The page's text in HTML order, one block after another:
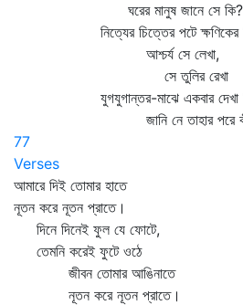
ঘরের মানুষ জানে সে কি?
নিত্যের চিত্তের পটে ক্ষণিকের
আশ্চর্য সে লেখা,
সে তুলির রেখা
যুগযুগান্তর-মাঝে একবার দেখা
জানি নে তাহার পরে কী
77
Verses
আমারে দিই তোমার হাতে
নূতন করে নূতন প্রাতে।
দিনে দিনেই ফুল যে ফোটে,
তেমনি করেই ফুটে ওঠে
জীবন তোমার আঙিনাতে
নূতন করে নূতন প্রাতে।